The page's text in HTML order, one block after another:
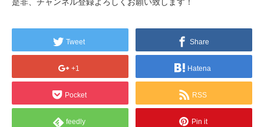
Tweet Share
+1 Hatena
Pocket RSS
feedly Pin it